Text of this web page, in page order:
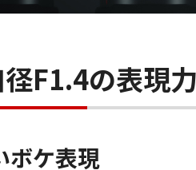
F1.4の表現
ボケ表現